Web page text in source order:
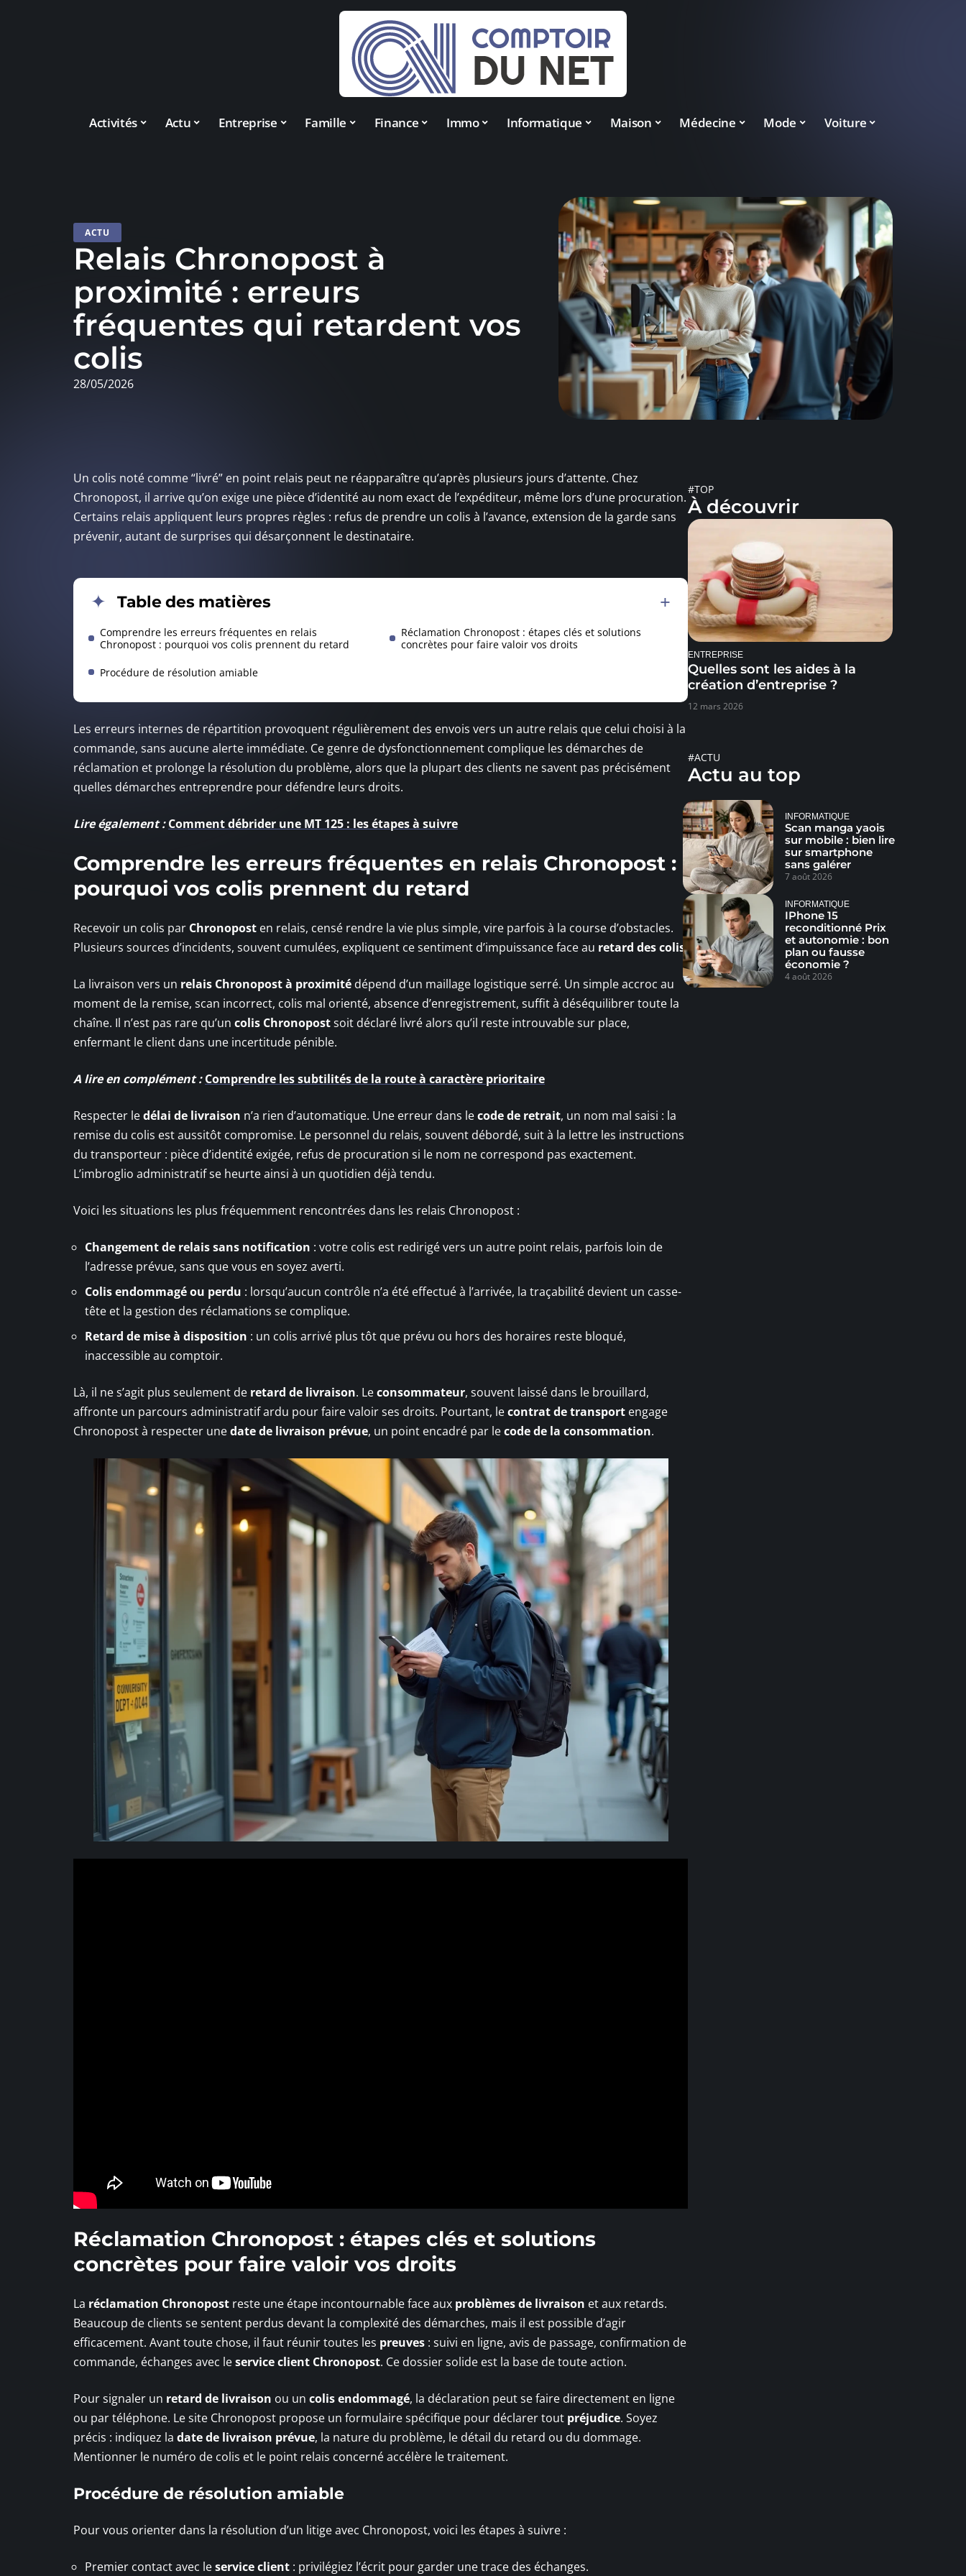
Activités Actu Entreprise Famille Finance Immo Informatique Maison Médecine Mode Voiture
ACTU
Relais Chronopost à
proximité : erreurs
fréquentes qui retardent vos
colis
28/05/2026
Un colis noté comme “livré” en point relais peut ne réapparaître qu’après plusieurs jours d’attente. Chez
Chronopost, il arrive qu’on exige une pièce d’identité au nom exact de l’expéditeur, même lors d’une procuration.
Certains relais appliquent leurs propres règles : refus de prendre un colis à l’avance, extension de la garde sans
prévenir, autant de surprises qui désarçonnent le destinataire.
Table des matières
Comprendre les erreurs fréquentes en relais
Chronopost : pourquoi vos colis prennent du retard
Réclamation Chronopost : étapes clés et solutions
concrètes pour faire valoir vos droits
Procédure de résolution amiable
Les erreurs internes de répartition provoquent régulièrement des envois vers un autre relais que celui choisi à la
commande, sans aucune alerte immédiate. Ce genre de dysfonctionnement complique les démarches de
réclamation et prolonge la résolution du problème, alors que la plupart des clients ne savent pas précisément
quelles démarches entreprendre pour défendre leurs droits.
Lire également : Comment débrider une MT 125 : les étapes à suivre
Comprendre les erreurs fréquentes en relais Chronopost :
pourquoi vos colis prennent du retard
Recevoir un colis par Chronopost en relais, censé rendre la vie plus simple, vire parfois à la course d’obstacles.
Plusieurs sources d’incidents, souvent cumulées, expliquent ce sentiment d’impuissance face au retard des colis.
La livraison vers un relais Chronopost à proximité dépend d’un maillage logistique serré. Un simple accroc au
moment de la remise, scan incorrect, colis mal orienté, absence d’enregistrement, suffit à déséquilibrer toute la
chaîne. Il n’est pas rare qu’un colis Chronopostsoit déclaré livré alors qu’il reste introuvable sur place,
enfermant le client dans une incertitude pénible.
A lire en complément : Comprendre les subtilités de la route à caractère prioritaire
Respecter ledélai de livraison n’a rien d’automatique. Une erreur dans lecode de retrait, un nom mal saisi : la
remise du colis est aussitôt compromise. Le personnel du relais, souvent débordé, suit à la lettre les instructions
du transporteur : pièce d’identité exigée, refus de procuration si le nom ne correspond pas exactement.
L’imbroglio administratif se heurte ainsi à un quotidien déjà tendu.
Voici les situations les plus fréquemment rencontrées dans les relais Chronopost :
Changement de relais sans notification : votre colis est redirigé vers un autre point relais, parfois loin de
l’adresse prévue, sans que vous en soyez averti.
Colis endommagé ou perdu : lorsqu’aucun contrôle n’a été effectué à l’arrivée, la traçabilité devient un casse-
tête et la gestion des réclamations se complique.
Retard de mise à disposition : un colis arrivé plus tôt que prévu ou hors des horaires reste bloqué,
inaccessible au comptoir.
Là, il ne s’agit plus seulement de retard de livraison. Leconsommateur, souvent laissé dans le brouillard,
affronte un parcours administratif ardu pour faire valoir ses droits. Pourtant, lecontrat de transport engage
Chronopost à respecter unedate de livraison prévue, un point encadré par lecode de la consommation.
Réclamation Chronopost : étapes clés et solutions
concrètes pour faire valoir vos droits
La réclamation Chronopost reste une étape incontournable face aux problèmes de livraison et aux retards.
Beaucoup de clients se sentent perdus devant la complexité des démarches, mais il est possible d’agir
efficacement. Avant toute chose, il faut réunir toutes les preuves : suivi en ligne, avis de passage, confirmation de
commande, échanges avec leservice client Chronopost. Ce dossier solide est la base de toute action.
Pour signaler un retard de livraison ou un colis endommagé, la déclaration peut se faire directement en ligne
ou par téléphone. Le site Chronopost propose un formulaire spécifique pour déclarer tout préjudice. Soyez
précis : indiquez la date de livraison prévue, la nature du problème, le détail du retard ou du dommage.
Mentionner le numéro de colis et le point relais concerné accélère le traitement.
Procédure de résolution amiable
Pour vous orienter dans la résolution d’un litige avec Chronopost, voici les étapes à suivre :
Premier contact avec leservice client : privilégiez l’écrit pour garder une trace des échanges.
#TOP
À découvrir
ENTREPRISE
Quelles sont les aides à la
création d’entreprise ?
12 mars 2026
#ACTU
Actu au top
INFORMATIQUE
Scan manga yaois
sur mobile : bien lire
sur smartphone
sans galérer
7 août 2026
INFORMATIQUE
IPhone 15
reconditionné Prix
et autonomie : bon
plan ou fausse
économie ?
4 août 2026